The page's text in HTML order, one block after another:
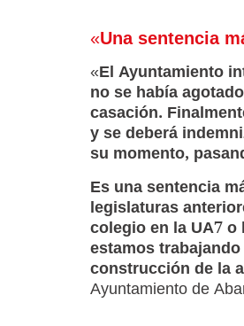
«Una sentencia
«El Ayuntamiento
no se había
casación.
y se deberá
su momento,
Es una sentencia
legislaturas
colegio en la UA7
estamos
construcción de la
Ayuntamiento de